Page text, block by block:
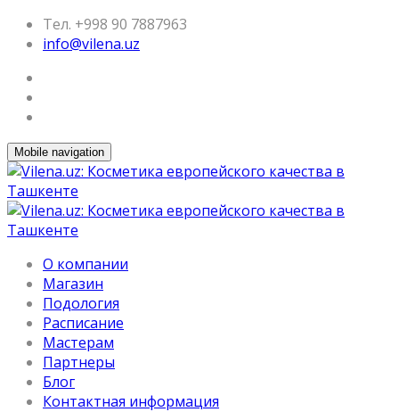
Тел. +998 90 7887963
info@vilena.uz
Mobile navigation
О компании
Магазин
Подология
Расписание
Мастерам
Партнеры
Блог
Контактная информация